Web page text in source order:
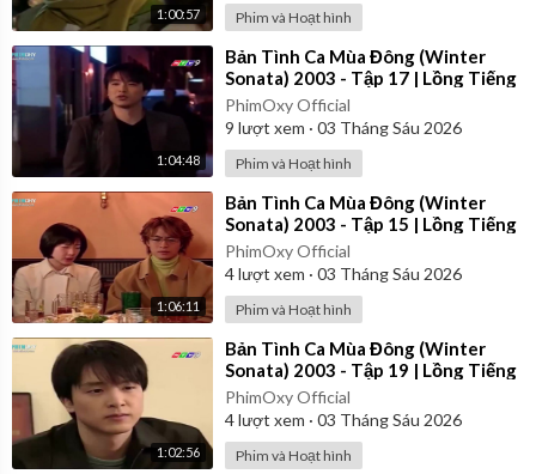
1:00:57 Phim và Hoạt hình
1:04:48
⁣Bản Tình Ca Mùa Đông (Winter
Sonata) 2003 - Tập 17 | Lồng Tiếng
PhimOxy Official
9 lượt xem · 03 Tháng Sáu 2026
Phim và Hoạt hình
1:06:11
⁣Bản Tình Ca Mùa Đông (Winter
Sonata) 2003 - Tập 15 | Lồng Tiếng
PhimOxy Official
4lượt xem · 03 Tháng Sáu 2026
Phim và Hoạt hình
1:02:56
⁣Bản Tình Ca Mùa Đông (Winter
Sonata) 2003 - Tập 19 | Lồng Tiếng
PhimOxy Official
4lượt xem · 03 Tháng Sáu 2026
Phim và Hoạt hình